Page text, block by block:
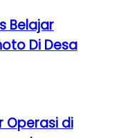
Belajar
Di Desa
Operasi di